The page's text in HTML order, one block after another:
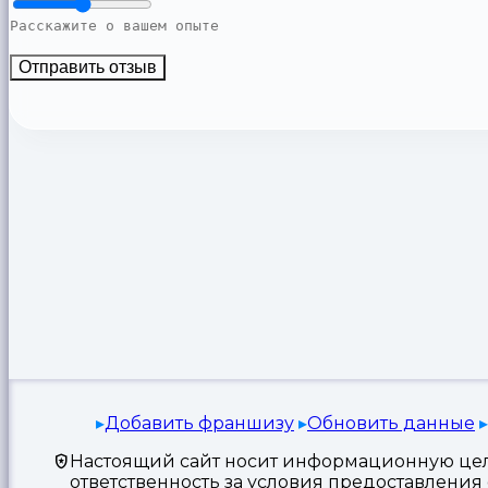
Отправить отзыв
Добавить франшизу
Обновить данные
Настоящий сайт носит информационную
ответственность за условия